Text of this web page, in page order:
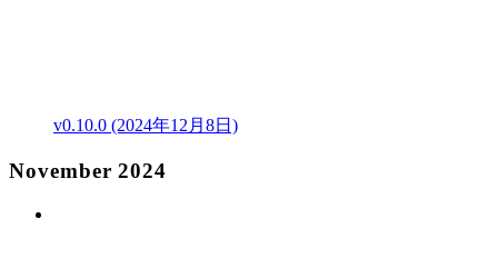
v0.10.0 (2024年12月8日)
November 2024